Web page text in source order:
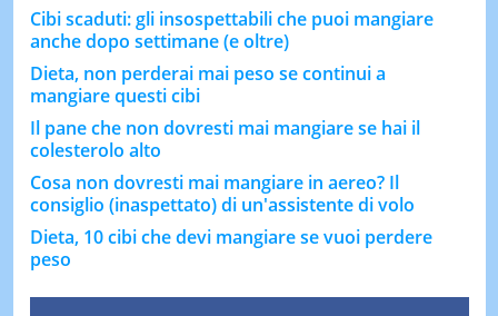
Cibi scaduti: gli insospettabili che puoi mangiare
anche dopo settimane (e oltre)
Dieta, non perderai mai peso se continui a
mangiare questi cibi
Il pane che non dovresti mai mangiare se hai il
colesterolo alto
Cosa non dovresti mai mangiare in aereo? Il
consiglio (inaspettato) di un'assistente di volo
Dieta, 10 cibi che devi mangiare se vuoi perdere
peso